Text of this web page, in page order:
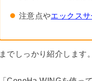
注意点やエックス
までしっかり紹介します。